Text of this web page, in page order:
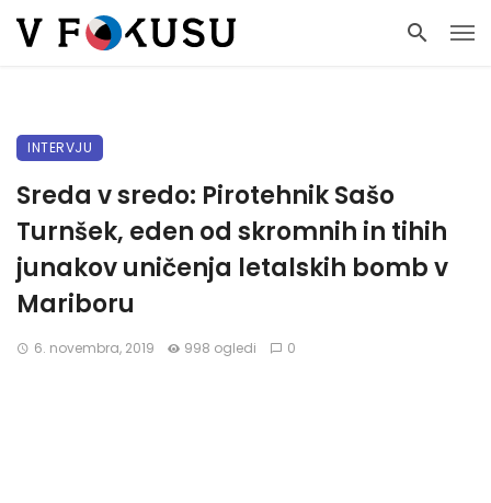
INTERVJU
Sreda v sredo: Pirotehnik Sašo
Turnšek, eden od skromnih in tihih
junakov uničenja letalskih bomb v
Mariboru
6. novembra, 2019 998 ogledi 0